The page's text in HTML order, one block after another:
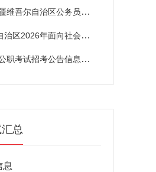
尔自治区公务员成绩查询入
2026年面向社会公开考试录
试招考公告信息汇总（4月1
总
息